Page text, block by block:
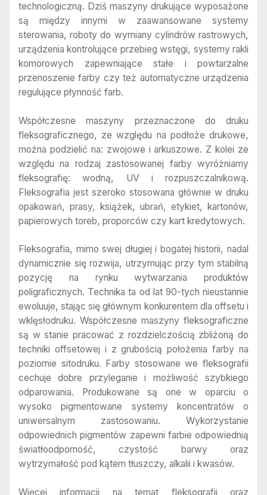
technologiczną. Dziś maszyny drukujące wyposażone
są między innymi w zaawansowane systemy
sterowania, roboty do wymiany cylindrów rastrowych,
urządzenia kontrolujące przebieg wstęgi, systemy rakli
komorowych zapewniające stałe i powtarzalne
przenoszenie farby czy też automatyczne urządzenia
regulujące płynność farb.
Współczesne maszyny przeznaczone do druku
fleksograficznego, ze względu na podłoże drukowe,
można podzielić na: zwojowe i arkuszowe. Z kolei ze
względu na rodzaj zastosowanej farby wyróżniamy
fleksografię: wodną, UV i rozpuszczalnikową.
Fleksografia jest szeroko stosowana głównie w druku
opakowań, prasy, książek, ubrań, etykiet, kartonów,
papierowych toreb, proporców czy kart kredytowych.
Fleksografia, mimo swej długiej i bogatej historii, nadal
dynamicznie się rozwija, utrzymując przy tym stabilną
pozycję na rynku wytwarzania produktów
poligraficznych. Technika ta od lat 90-tych nieustannie
ewoluuje, stając się głównym konkurentem dla offsetu i
wklęsłodruku. Współczesne maszyny fleksograficzne
są w stanie pracować z rozdzielczością zbliżoną do
techniki offsetowej i z grubością położenia farby na
poziomie sitodruku. Farby stosowane we fleksografii
cechuje dobre przyleganie i możliwość szybkiego
odparowania. Produkowane są one w oparciu o
wysoko pigmentowane systemy koncentratów o
uniwersalnym zastosowaniu. Wykorzystanie
odpowiednich pigmentów zapewni farbie odpowiednią
światłoodporność, czystość barwy oraz
wytrzymałość pod kątem tłuszczy, alkalii i kwasów.
Więcej informacji na temat fleksografii oraz